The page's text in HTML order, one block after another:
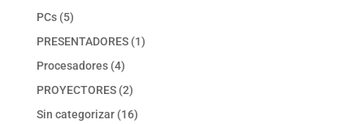
PCs 55
productos
PRESENTADORES 11
Procesadores 44
productos
PROYECTORES 22
productos
Sin categorizar 1616